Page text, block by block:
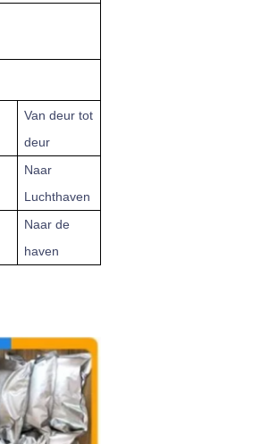
Van deur tot
deur
Naar
Luchthaven
Naar de
haven